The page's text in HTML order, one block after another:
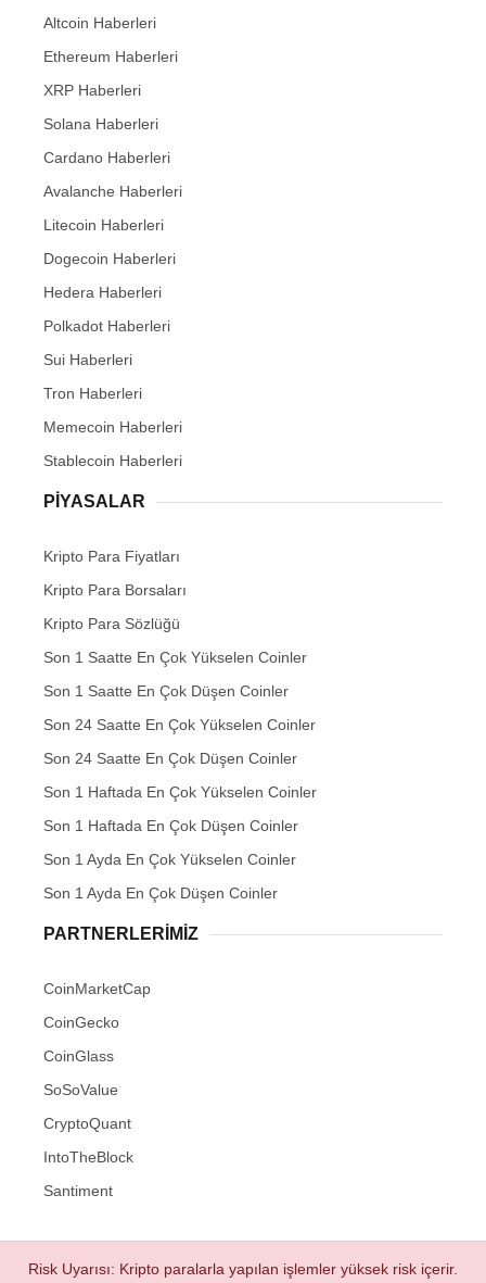
Altcoin Haberleri
Ethereum Haberleri
XRP Haberleri
Solana Haberleri
Cardano Haberleri
Avalanche Haberleri
Litecoin Haberleri
Dogecoin Haberleri
Hedera Haberleri
Polkadot Haberleri
Sui Haberleri
Tron Haberleri
Memecoin Haberleri
Stablecoin Haberleri
PIYASALAR
Kripto Para Fiyatları
Kripto Para Borsaları
Kripto Para Sözlüğü
Son 1 Saatte En Çok Yükselen Coinler
Son 1 Saatte En Çok Düşen Coinler
Son 24 Saatte En Çok Yükselen Coinler
Son 24 Saatte En Çok Düşen Coinler
Son 1 Haftada En Çok Yükselen Coinler
Son 1 Haftada En Çok Düşen Coinler
Son 1 Ayda En Çok Yükselen Coinler
Son 1 Ayda En Çok Düşen Coinler
PARTNERLERIMIZ
CoinMarketCap
CoinGecko
CoinGlass
SoSoValue
CryptoQuant
IntoTheBlock
Santiment
Risk Uyarısı: Kripto paralarla yapılan işlemler yüksek risk içerir.